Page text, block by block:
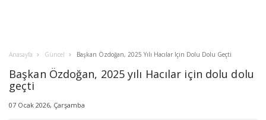
Anasayfa Güncel Başkan Özdoğan, 2025 Yılı Hacılar Için Dolu Dolu Geçti
Başkan Özdoğan, 2025 yılı Hacılar için dolu dolu
geçti
07 Ocak 2026, Çarşamba